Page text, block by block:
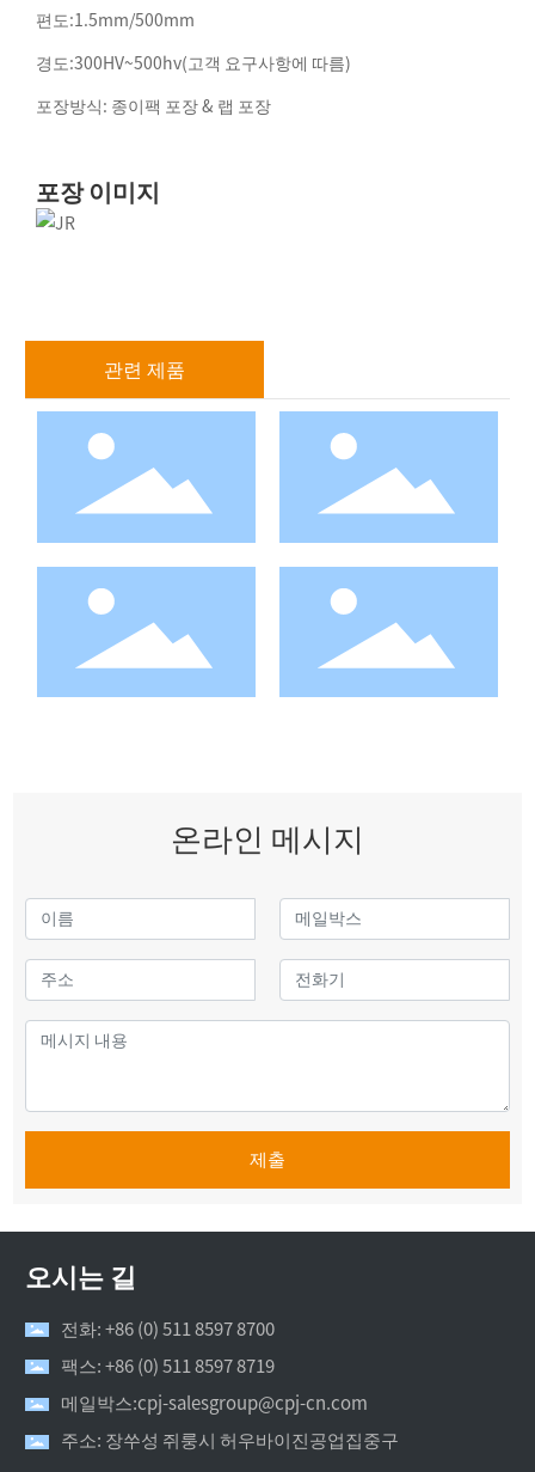
편도:1.5mm/500mm
경도:300HV~500hv(고객 요구사항에 따름)
포장방식: 종이팩 포장 & 랩 포장
포장 이미지
관련 제품
온라인 메시지
제출
오시는 길
전화: +86 (0) 511 8597 8700
팩스: +86 (0) 511 8597 8719
메일박스:cpj-salesgroup@cpj-cn.com
주소: 장쑤성 쥐룽시 허우바이진공업집중구